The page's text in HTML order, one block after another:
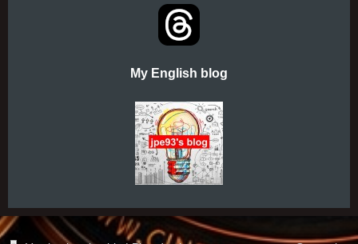
My English blog